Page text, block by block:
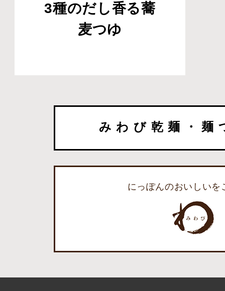
3種のだし香る蕎
麦つゆ
みわび乾麺・麺
にっぽんのおいしいを